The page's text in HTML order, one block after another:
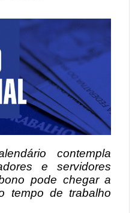
contempla
e servidores
pode chegar a
tempo de trabalho